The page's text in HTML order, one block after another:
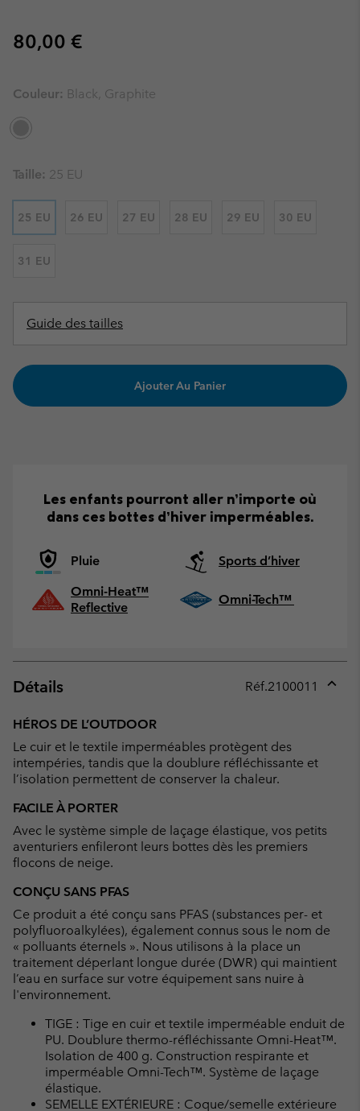
Regular price:
80,00 €
Couleur: Black, Graphite
Taille: 25 EU
25 EU 26 EU 27 EU 28 EU 29 EU 30 EU
31 EU
Guide des tailles
Ajouter Au Panier
Les enfants pourront aller n’importe où
dans ces bottes d’hiver imperméables.
Pluie
Sports d’hiver
Omni-Heat™
Reflective
Omni-Tech™
Détails Réf.2100011
HÉROS DE L’OUTDOOR
Le cuir et le textile imperméables protègent des
intempéries, tandis que la doublure réfléchissante et
l’isolation permettent de conserver la chaleur.
FACILE À PORTER
Avec le système simple de laçage élastique, vos petits
aventuriers enfileront leurs bottes dès les premiers
flocons de neige.
CONÇU SANS PFAS
Ce produit a été conçu sans PFAS (substances per- et
polyfluoroalkylées), également connus sous le nom de
« polluants éternels ». Nous utilisons à la place un
traitement déperlant longue durée (DWR) qui maintient
l’eau en surface sur votre équipement sans nuire à
l'environnement.
TIGE : Tige en cuir et textile imperméable enduit de
PU. Doublure thermo-réfléchissante Omni-Heat™.
Isolation de 400 g. Construction respirante et
imperméable Omni-Tech™. Système de laçage
élastique.
SEMELLE EXTÉRIEURE : Coque/semelle extérieure